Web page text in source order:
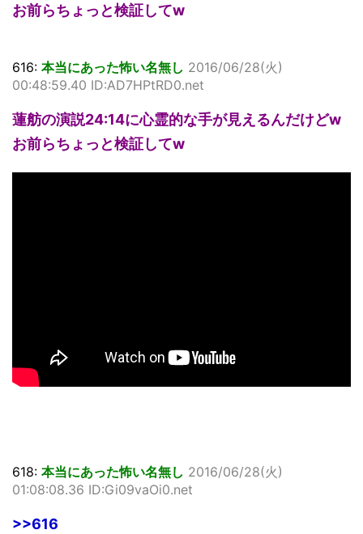
お前らちょっと検証してw
616: 本当にあった怖い名無し 2016/06/28(火)
00:48:59.40 ID:AD7HPtRD0.net
蓮舫の演説24:14に心霊的な手が見えるんだけどw
お前らちょっと検証してw
618: 本当にあった怖い名無し 2016/06/28(火)
01:08:08.36 ID:Gi09vaOi0.net
>>616